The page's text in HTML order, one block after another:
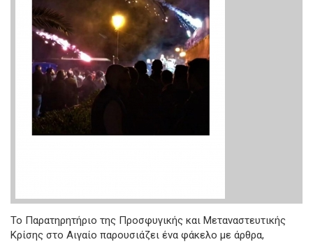
Το Παρατηρητήριο της Προσφυγικής και Μεταναστευτικής
Κρίσης στο Αιγαίο παρουσιάζει ένα φάκελο με άρθρα,